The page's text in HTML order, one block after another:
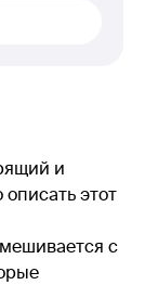
и
этот
с